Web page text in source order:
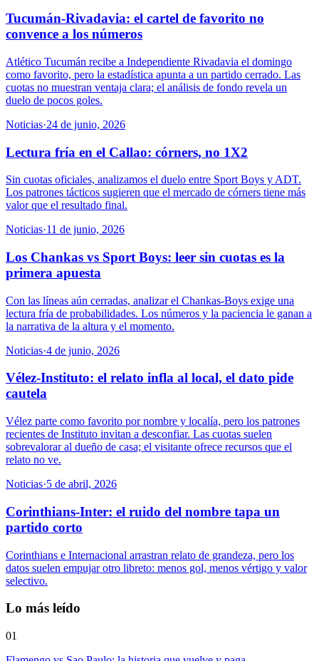
Tucumán-Rivadavia: el cartel de favorito no
convence a los números
Atlético Tucumán recibe a Independiente Rivadavia el domingo
como favorito, pero la estadística apunta a un partido cerrado. Las
cuotas no muestran ventaja clara; el análisis de fondo revela un
duelo de pocos goles.
Noticias·24 de junio, 2026
Lectura fría en el Callao: córners, no 1X2
Sin cuotas oficiales, analizamos el duelo entre Sport Boys y ADT.
Los patrones tácticos sugieren que el mercado de córners tiene más
valor que el resultado final.
Noticias·11 de junio, 2026
Los Chankas vs Sport Boys: leer sin cuotas es la
primera apuesta
Con las líneas aún cerradas, analizar el Chankas-Boys exige una
lectura fría de probabilidades. Los números y la paciencia le ganan a
la narrativa de la altura y el momento.
Noticias·4 de junio, 2026
Vélez-Instituto: el relato infla al local, el dato pide
cautela
Vélez parte como favorito por nombre y localía, pero los patrones
recientes de Instituto invitan a desconfiar. Las cuotas suelen
sobrevalorar al dueño de casa; el visitante ofrece recursos que el
relato no ve.
Noticias·5 de abril, 2026
Corinthians-Inter: el ruido del nombre tapa un
partido corto
Corinthians e Internacional arrastran relato de grandeza, pero los
datos suelen empujar otro libreto: menos gol, menos vértigo y valor
selectivo.
Lo más leído
01